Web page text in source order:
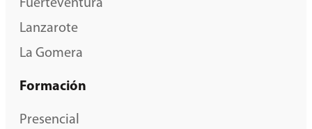
Fuerteventura
Lanzarote
La Gomera
Formación
Presencial